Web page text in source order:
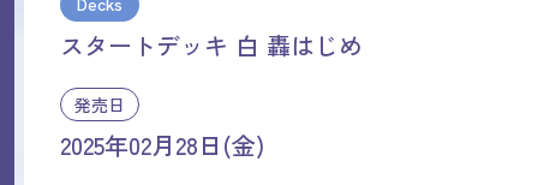
Decks
スタートデッキ 白 轟はじめ
発売日
2025年02月28日(金)